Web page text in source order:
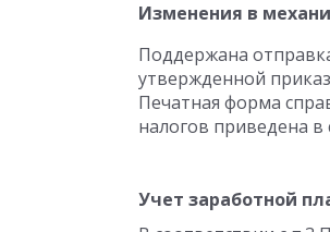
Изменения в
Поддержана
утвержденной
Печатная форма
налогов приведена
Учет заработной